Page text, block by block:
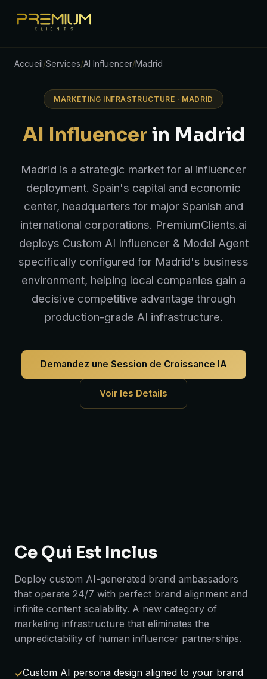
Accueil/Services/AI Influencer/Madrid
MARKETING INFRASTRUCTURE · MADRID
AI Influencer in Madrid
Madrid is a strategic market for ai influencer
deployment. Spain's capital and economic
center, headquarters for major Spanish and
international corporations. PremiumClients.ai
deploys Custom AI Influencer & Model Agent
specifically configured for Madrid's business
environment, helping local companies gain a
decisive competitive advantage through
production-grade AI infrastructure.
Demandez une Session de Croissance IA
Voir les Details
Ce Qui Est Inclus
Deploy custom AI-generated brand ambassadors
that operate 24/7 with perfect brand alignment and
infinite content scalability. A new category of
marketing infrastructure that eliminates the
unpredictability of human influencer partnerships.
Custom AI persona design aligned to your brand